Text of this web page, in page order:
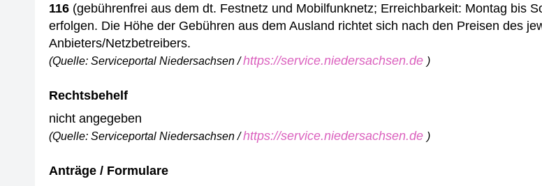
116 (gebührenfrei aus dem dt. Festnetz und Mobilfunknetz; Erreichbarkeit: Montag bis
erfolgen. Die Höhe der Gebühren aus dem Ausland richtet sich nach den Preisen des
Anbieters/Netzbetreibers.
(Quelle: Serviceportal Niedersachsen /https://service.niedersachsen.de )
Rechtsbehelf
nicht angegeben
(Quelle: Serviceportal Niedersachsen /https://service.niedersachsen.de )
Anträge / Formulare